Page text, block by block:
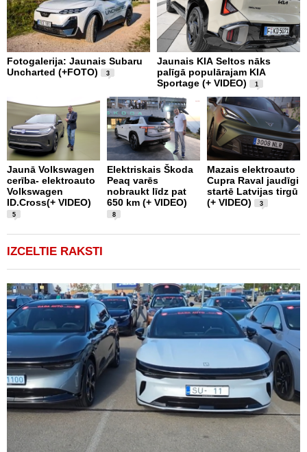
Fotogalerija: Jaunais Subaru
Uncharted (+FOTO)
3
Jaunais KIA Seltos nāks
palīgā populārajam KIA
Sportage (+ VIDEO)
1
Jaunā Volkswagen
cerība- elektroauto
Volkswagen
ID.Cross(+ VIDEO)
5
Elektriskais Škoda
Peaq varēs
nobraukt līdz pat
650 km (+ VIDEO)
8
Mazais elektroauto
Cupra Raval jaudīgi
startē Latvijas tirgū
(+ VIDEO)
3
IZCELTIE RAKSTI